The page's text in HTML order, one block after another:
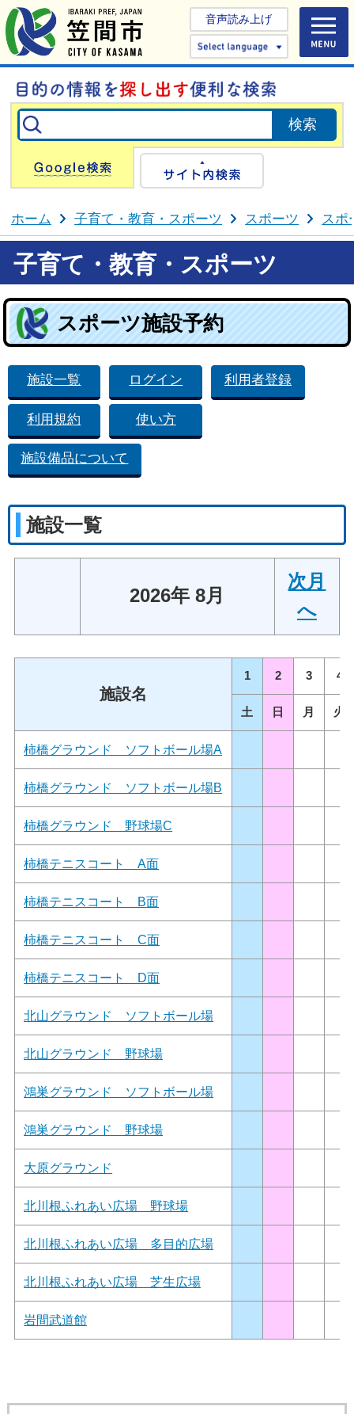
音声読み上げ
Select
Google検索
ホーム 子育て・教育・スポーツ スポーツ スポ
子育て・教育・スポーツ
スポーツ施設予約
施設一覧 ログイン 利用者登録
利用規約 使い方
施設備品について
施設一覧
2026年 8月
次月
へ
施設名
1 2 3 4
土 日 月 火
柿橋グラウンド ソフトボール場A
柿橋グラウンド ソフトボール場B
柿橋グラウンド 野球場C
柿橋テニスコート A面
柿橋テニスコート B面
柿橋テニスコート C面
柿橋テニスコート D面
北山グラウンド ソフトボール場
北山グラウンド 野球場
鴻巣グラウンド ソフトボール場
鴻巣グラウンド 野球場
大原グラウンド
北川根ふれあい広場 野球場
北川根ふれあい広場 多目的広場
北川根ふれあい広場 芝生広場
岩間武道館